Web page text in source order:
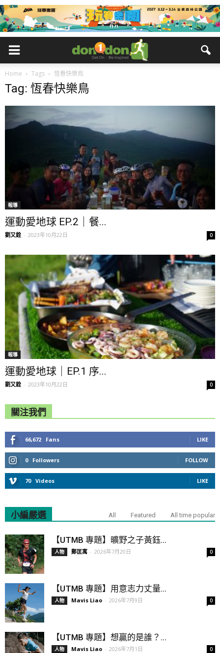
Home Tags 恆春快樂鳥
Tag: 恆春快樂鳥
報導
運動愛地球 EP.2｜餐...
劉又銓 - 2023年10月22日 0
報導
運動愛地球｜EP.1 序...
劉又銓 - 2023年10月22日 0
關注我們
66,672 Fans LIKE
0 Followers FOLLOW
70 Videos LIKE
小編嚴選 All Featured All time popular
【UTMB 專題】曠野之子黃鈺...
人物 鄭匡寓 - 2026年7月20日 0
【UTMB 專題】用意志力丈量...
人物 Mavis Liao - 2026年7月9日 0
【UTMB 專題】想贏的是誰？...
人物 Mavis Liao - 2026年7月1日 0